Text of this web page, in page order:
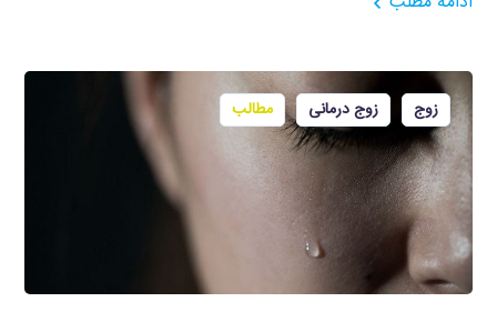
زوج زوج درمانی مطالب